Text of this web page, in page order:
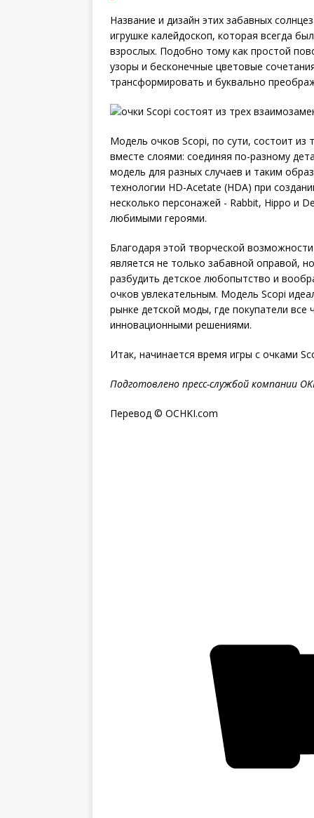
Название и дизайн этих забавных
игрушке калейдоскоп, которая всегда
взрослых. Подобно тому как простой
узоры и бесконечные цветовые
трансформировать и буквально
Модель очков Scopi, по сути, состоит
вместе слоями: соединяя по-разному
модель для разных случаев и таким
технологии HD-Acetate (HDA) при
несколько персонажей - Rabbit, Hippo и
любимыми героями.
Благодаря этой творческой
является не только забавной оправой,
разбудить детское любопытство и
очков увлекательным. Модель Scopi
рынке детской моды, где покупатели
инновационными решениями.
Итак, начинается время игры с очками
Подготовлено пресс-службой компании
Перевод © OCHKI.com